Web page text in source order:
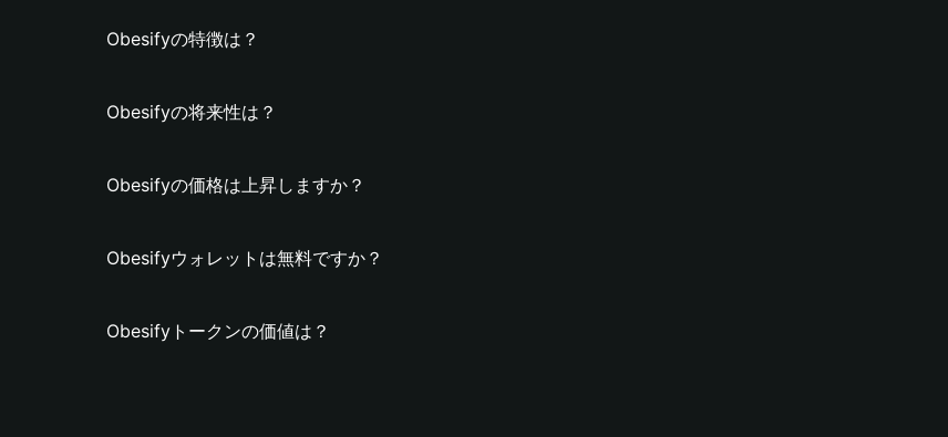
Obesifyの特徴は？
Obesifyの将来性は？
Obesifyの価格は上昇しますか？
Obesifyウォレットは無料ですか？
Obesifyトークンの価値は？